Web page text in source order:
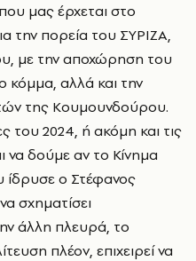
μας έρχεται στο
την πορεία του ΣΥΡΙΖΑ,
με την αποχώρηση του
αλλά και την
της Κουμουνδούρου.
του 2024, ή ακόμη και τις
να δούμε αν το Κίνημα
ο Στέφανος
σχηματίσει
άλλη πλευρά, το
πλέον, επιχειρεί να